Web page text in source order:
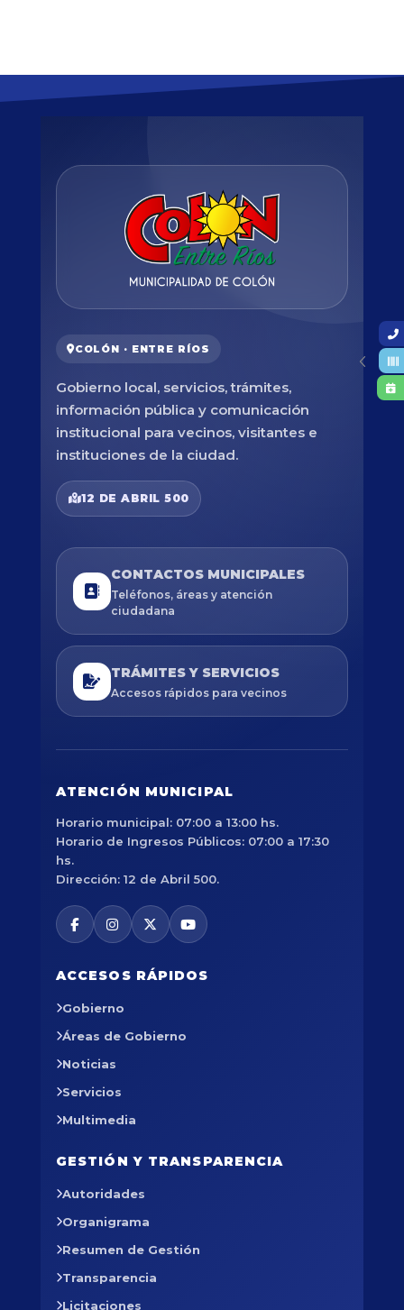
COLÓN · ENTRE RÍOS
Gobierno local, servicios, trámites,
información pública y comunicación
institucional para vecinos, visitantes e
instituciones de la ciudad.
12 DE ABRIL 500
CONTACTOS MUNICIPALES
Teléfonos, áreas y atención
ciudadana
TRÁMITES Y SERVICIOS
Accesos rápidos para vecinos
ATENCIÓN MUNICIPAL
Horario municipal: 07:00 a 13:00 hs.
Horario de Ingresos Públicos: 07:00 a 17:30
hs.
Dirección: 12 de Abril 500.
ACCESOS RÁPIDOS
Gobierno
Áreas de Gobierno
Noticias
Servicios
Multimedia
GESTIÓN Y TRANSPARENCIA
Autoridades
Organigrama
Resumen de Gestión
Transparencia
Licitaciones